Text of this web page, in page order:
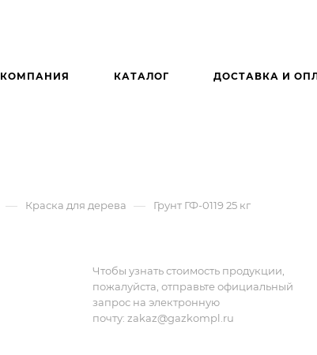
КОМПАНИЯ КАТАЛОГ ДОСТАВКА И
— Краска для дерева — Грунт ГФ-0119 25 кг
Чтобы узнать стоимость продукции,
пожалуйста, отправьте официальный
запрос на электронную
почту: zakaz@gazkompl.ru